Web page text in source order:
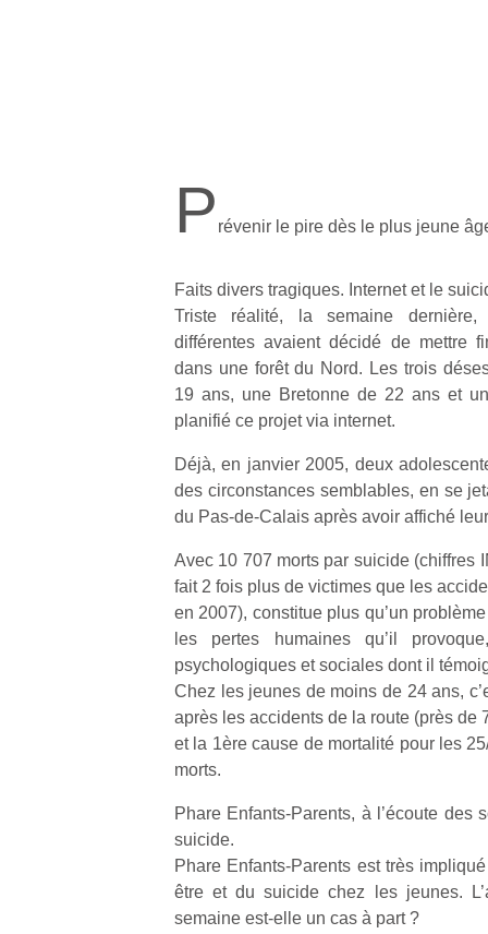
P révenir le pire dès le plus jeune
Faits divers tragiques. Internet et le
Triste réalité, la semaine
différentes avaient décidé de mettre
dans une forêt du Nord. Les trois
19 ans, une Bretonne de 22 ans et
planifié ce projet via internet.
Déjà, en janvier 2005, deux
des circonstances semblables, en se
du Pas-de-Calais après avoir affiché
Avec 10 707 morts par suicide (chiffres
fait 2 fois plus de victimes que les
en 2007), constitue plus qu’un
les pertes humaines qu’il
psychologiques et sociales dont il
Chez les jeunes de moins de 24 ans,
après les accidents de la route (près de
et la 1ère cause de mortalité pour les
morts.
Phare Enfants-Parents, à l’écoute des
suicide.
Phare Enfants-Parents est très
être et du suicide chez les jeunes.
semaine est-elle un cas à part ?